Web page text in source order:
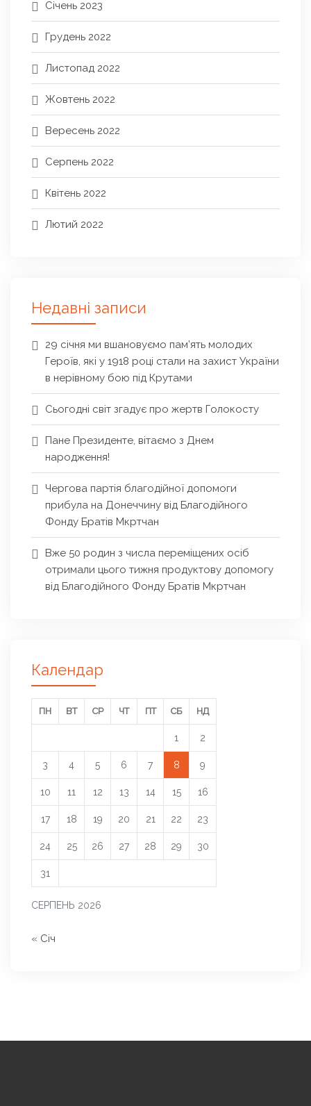
Січень 2023
Грудень 2022
Листопад 2022
Жовтень 2022
Вересень 2022
Серпень 2022
Квітень 2022
Лютий 2022
Недавні записи
29 січня ми вшановуємо пам’ять молодих
Героїв, які у 1918 році стали на захист України
в нерівному бою під Крутами
Сьогодні світ згадує про жертв Голокосту
Пане Президенте, вітаємо з Днем
народження!
Чергова партія благодійної допомоги
прибула на Донеччину від Благодійного
Фонду Братів Мкртчан
Вже 50 родин з числа переміщених осіб
отримали цього тижня продуктову допомогу
від Благодійного Фонду Братів Мкртчан
Календар
СЕРПЕНЬ 2026
ПН ВТ СР ЧТ ПТ СБ НД
1 2
3 4 5 6 7 8 9
10 11 12 13 14 15 16
17 18 19 20 21 22 23
24 25 26 27 28 29 30
31
« Січ